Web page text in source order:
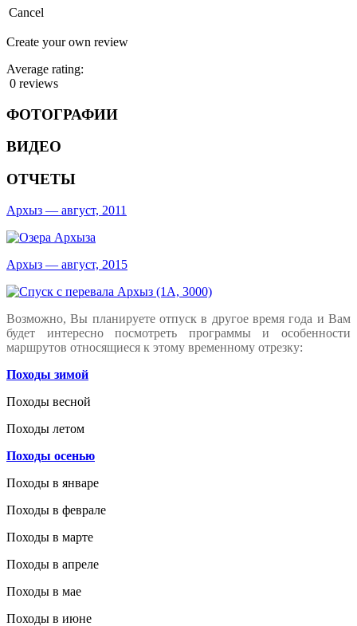
Cancel
Create your own review
Average rating:
0 reviews
ФОТОГРАФИИ
ВИДЕО
ОТЧЕТЫ
Архыз — август, 2011
Архыз — август, 2015
Возможно, Вы планируете отпуск в другое время года и Вам
будет интересно посмотреть программы и особенности
маршрутов относящиеся к этому временному отрезку:
Походы зимой
Походы весной
Походы летом
Походы осенью
Походы в январе
Походы в феврале
Походы в марте
Походы в апреле
Походы в мае
Походы в июне